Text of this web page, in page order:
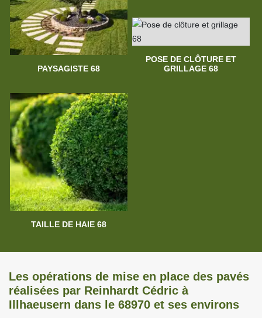
PAYSAGISTE 68
POSE DE CLÔTURE ET
GRILLAGE 68
TAILLE DE HAIE 68
Les opérations de mise en place des pavés
réalisées par Reinhardt Cédric à
Illhaeusern dans le 68970 et ses environs